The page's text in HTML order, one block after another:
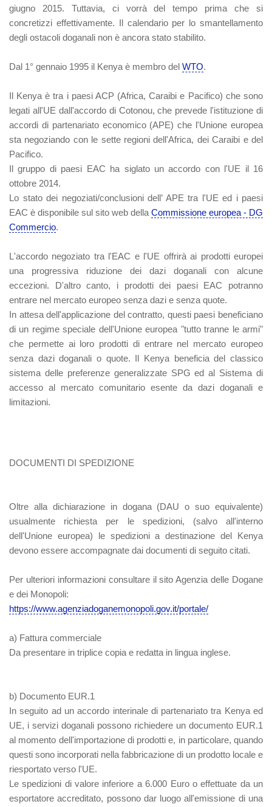
giugno 2015. Tuttavia, ci vorrà del tempo prima che si
concretizzi effettivamente. Il calendario per lo smantellamento
degli ostacoli doganali non è ancora stato stabilito.
Dal 1° gennaio 1995 il Kenya è membro del WTO.
Il Kenya è tra i paesi ACP (Africa, Caraibi e Pacifico) che sono
legati all'UE dall'accordo di Cotonou, che prevede l'istituzione di
accordi di partenariato economico (APE) che l'Unione europea
sta negoziando con le sette regioni dell'Africa, dei Caraibi e del
Pacifico.
Il gruppo di paesi EAC ha siglato un accordo con l'UE il 16
ottobre 2014.
Lo stato dei negoziati/conclusioni dell’ APE tra l'UE ed i paesi
EAC è disponibile sul sito web della Commissione europea - DG
Commercio.
L'accordo negoziato tra l'EAC e l'UE offrirà ai prodotti europei
una progressiva riduzione dei dazi doganali con alcune
eccezioni. D'altro canto, i prodotti dei paesi EAC potranno
entrare nel mercato europeo senza dazi e senza quote.
In attesa dell'applicazione del contratto, questi paesi beneficiano
di un regime speciale dell'Unione europea "tutto tranne le armi"
che permette ai loro prodotti di entrare nel mercato europeo
senza dazi doganali o quote. Il Kenya beneficia del classico
sistema delle preferenze generalizzate SPG ed al Sistema di
accesso al mercato comunitario esente da dazi doganali e
limitazioni.
DOCUMENTI DI SPEDIZIONE
Oltre alla dichiarazione in dogana (DAU o suo equivalente)
usualmente richiesta per le spedizioni, (salvo all'interno
dell'Unione europea) le spedizioni a destinazione del Kenya
devono essere accompagnate dai documenti di seguito citati.
Per ulteriori informazioni consultare il sito Agenzia delle Dogane
e dei Monopoli:
https://www.agenziadoganemonopoli.gov.it/portale/
a) Fattura commerciale
Da presentare in triplice copia e redatta in lingua inglese.
b) Documento EUR.1
In seguito ad un accordo interinale di partenariato tra Kenya ed
UE, i servizi doganali possono richiedere un documento EUR.1
al momento dell'importazione di prodotti e, in particolare, quando
questi sono incorporati nella fabbricazione di un prodotto locale e
riesportato verso l'UE.
Le spedizioni di valore inferiore a 6.000 Euro o effettuate da un
esportatore accreditato, possono dar luogo all'emissione di una